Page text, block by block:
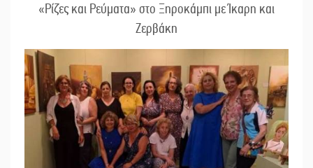
«Ρίζες και Ρεύματα» στο Ξηροκάμπι με Ίκαρη και
Ζερβάκη